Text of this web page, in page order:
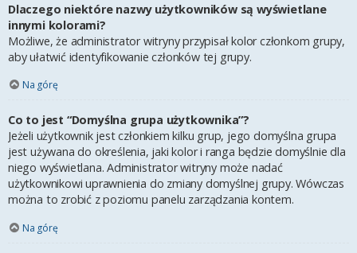
Dlaczego niektóre nazwy użytkowników są wyświetlane
innymi kolorami?
Możliwe, że administrator witryny przypisał kolor członkom grupy,
aby ułatwić identyfikowanie członków tej grupy.
Na górę
Co to jest “Domyślna grupa użytkownika”?
Jeżeli użytkownik jest członkiem kilku grup, jego domyślna grupa
jest używana do określenia, jaki kolor i ranga będzie domyślnie dla
niego wyświetlana. Administrator witryny może nadać
użytkownikowi uprawnienia do zmiany domyślnej grupy. Wówczas
można to zrobić z poziomu panelu zarządzania kontem.
Na górę